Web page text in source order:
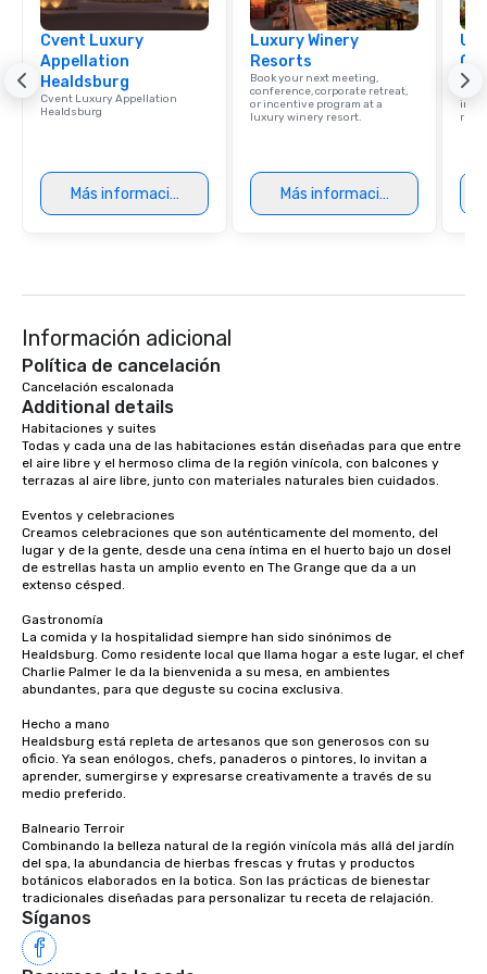
experience with three
signature dishes at
Our affordable tours
person with tax and
included. The only
provides guests a
at various stops. Build Your Network
traverse along the
experiences not only
Lip Smacking Foodie
groups, small or large.
as 500 guests,
choice for any
Stress-Free Booking
more easily. You’ll
knowing that
Since the menu is
have nothing to worry
remember to submit
date any dietary
Cvent Luxury
Appellation
Healdsburg
Cvent Luxury Appellation
Healdsburg
Más información
Luxury Winery
Resorts
Book your next meeting,
conference, corporate retreat,
or incentive program at a
luxury winery resort.
Más información
Find
Información adicional
Política de cancelación
Cancelación escalonada
Additional details
Habitaciones y suites
Todas y cada una de las habitaciones están diseñadas para que entre
el aire libre y el hermoso clima de la región vinícola, con balcones y
terrazas al aire libre, junto con materiales naturales bien cuidados.
Eventos y celebraciones
Creamos celebraciones que son auténticamente del momento, del
lugar y de la gente, desde una cena íntima en el huerto bajo un dosel
de estrellas hasta un amplio evento en The Grange que da a un
extenso césped.
Gastronomía
La comida y la hospitalidad siempre han sido sinónimos de
Healdsburg. Como residente local que llama hogar a este lugar, el chef
Charlie Palmer le da la bienvenida a su mesa, en ambientes
abundantes, para que deguste su cocina exclusiva.
Hecho a mano
Healdsburg está repleta de artesanos que son generosos con su
oficio. Ya sean enólogos, chefs, panaderos o pintores, lo invitan a
aprender, sumergirse y expresarse creativamente a través de su
medio preferido.
Balneario Terroir
Combinando la belleza natural de la región vinícola más allá del jardín
del spa, la abundancia de hierbas frescas y frutas y productos
botánicos elaborados en la botica. Son las prácticas de bienestar
tradicionales diseñadas para personalizar tu receta de relajación.
Síganos